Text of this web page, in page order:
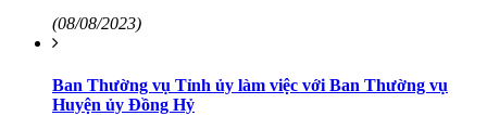
(08/08/2023)
Ban Thường vụ Tỉnh ủy làm việc với Ban Thường vụ
Huyện ủy Đồng Hỷ